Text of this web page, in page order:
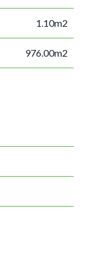
1.10m2
976.00m2